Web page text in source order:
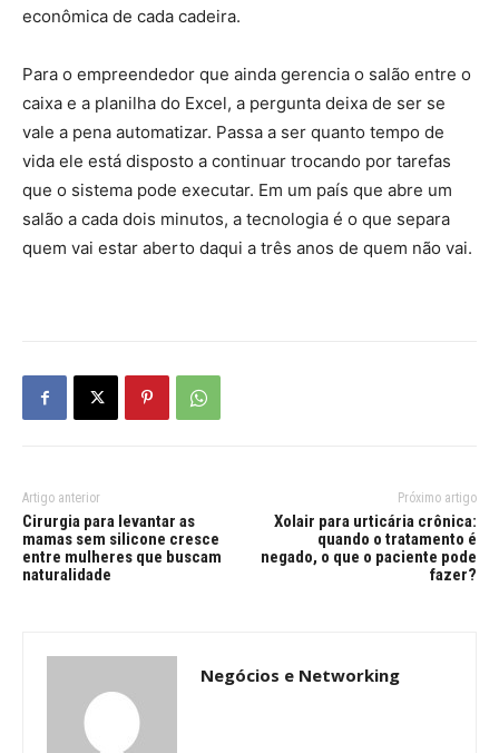
econômica de cada cadeira.
Para o empreendedor que ainda gerencia o salão entre o
caixa e a planilha do Excel, a pergunta deixa de ser se
vale a pena automatizar. Passa a ser quanto tempo de
vida ele está disposto a continuar trocando por tarefas
que o sistema pode executar. Em um país que abre um
salão a cada dois minutos, a tecnologia é o que separa
quem vai estar aberto daqui a três anos de quem não vai.
Artigo anterior
Cirurgia para levantar as
mamas sem silicone cresce
entre mulheres que buscam
naturalidade
Próximo artigo
Xolair para urticária crônica:
quando o tratamento é
negado, o que o paciente pode
fazer?
Negócios e Networking